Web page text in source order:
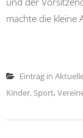
machte die kleine
Eintrag in
Kinder, Sport,